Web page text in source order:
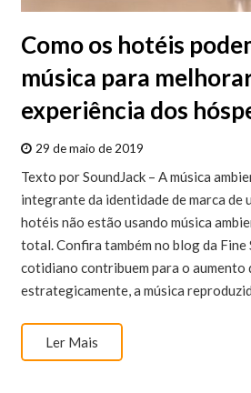
Como os hotéis
música para
experiência dos
29 de maio de 2019
Texto por SoundJack – A música
integrante da identidade de marca de
hotéis não estão usando música
total. Confira também no blog da Fine
cotidiano contribuem para o aumento
estrategicamente, a música
Ler Mais